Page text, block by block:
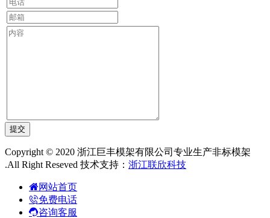
Copyright © 2020 浙江巨丰模架有限公司专业生产非标模架
.All Right Reseved 技术支持： 浙江联欣科技
网站首页
免费电话
咨询客服